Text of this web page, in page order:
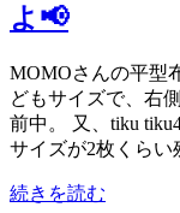
よ📢
MOMOさんの平型
どもサイズで、右
前中。 又、tiku
サイズが2枚くら
続きを読む